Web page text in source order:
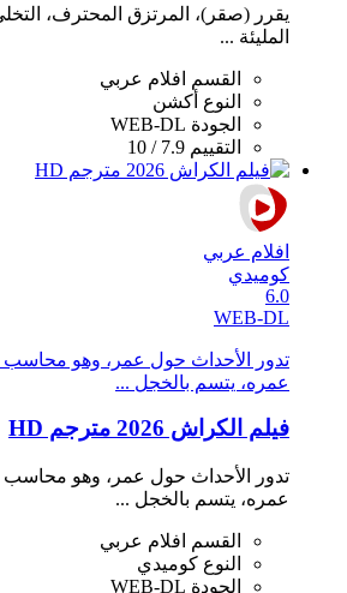
يقرر (صقر)، المرتزق المحترف،
المليئة ...
القسم
افلام عربي
النوع أكشن
الجودة WEB-DL
التقييم 7.9 / 10
افلام عربي
كوميدي
6.0
WEB-DL
تدور الأحداث حول عمر، وهو محاسب
عمره، يتسم بالخجل ...
فيلم الكراش 2026 مترجم HD
تدور الأحداث حول عمر، وهو محاسب
عمره، يتسم بالخجل ...
القسم
افلام عربي
النوع كوميدي
الجودة WEB-DL